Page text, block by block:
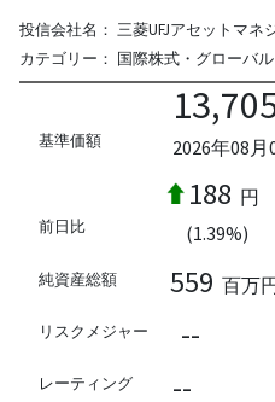
投信会社名： 三菱UFJアセットマネ
カテゴリー： 国際株式・グローバル
基準価額
2026年08月
前日比
188 円
(1.39%)
純資産総額 559 百万
リスクメジャー --
レーティング --